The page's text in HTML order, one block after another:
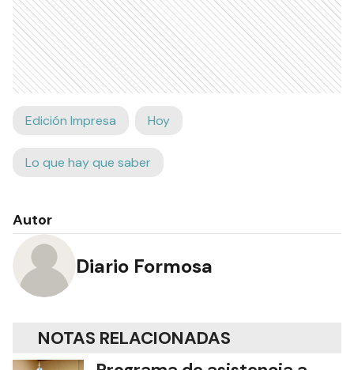
Edición Impresa Hoy
Lo que hay que saber
Autor
Diario Formosa
NOTAS RELACIONADAS